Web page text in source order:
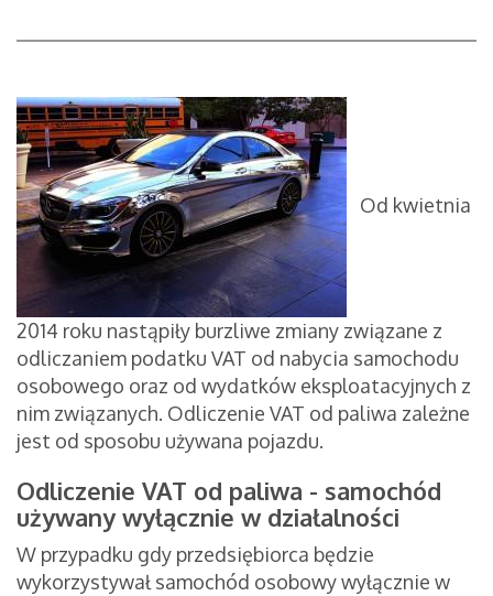
Od kwietnia
2014 roku nastąpiły burzliwe zmiany związane z
odliczaniem podatku VAT od nabycia samochodu
osobowego oraz od wydatków eksploatacyjnych z
nim związanych. Odliczenie VAT od paliwa zależne
jest od sposobu używana pojazdu.
Odliczenie VAT od paliwa - samochód
używany wyłącznie w działalności
W przypadku gdy przedsiębiorca będzie
wykorzystywał samochód osobowy wyłącznie w